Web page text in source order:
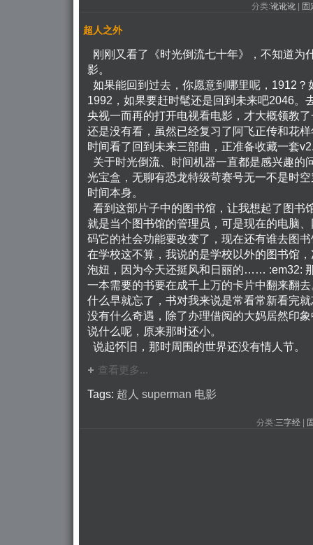
分类:讹讹讹| 固
超人之外
刚刚又看了《时光倒流七十年》，不知道为
影。
如果能回到过去，你愿意到哪里呢，1912
1992，如果要赶时髦还是回到未来吧2046。
央视一而再的打开电视看电影，才大概领教
还是没有看，虽然已经复习了阿飞正传和花
时间看了回到未来三部曲，正准备收藏一套
关于时光倒流、时间机器一直都是感兴趣的
光宝盒，无聊有恐龙特级苛赛号无一不是时
时间本身。
看到这部片子中的图书馆，让我想起了图书
就是当个图书馆的管理员，可是现在的电脑
码它的社会功能要改变了，现在还有谁去图
在学校这不算，我说的是学校以外的图书馆
泡妞，因为今天还挺风和日丽的…… :em32:
一本需要的书要在成千上万的卡片中翻来翻
什么早就忘了，书对我来说是常看常新看完
没有什么奇遇，除了办理借阅的大妈居然印
说什么呢，原来那时还小。
说起怀旧，那时周围的世界还没有情人节。
查看更多...
Tags: 超人 superman 电影
分类:三字经|